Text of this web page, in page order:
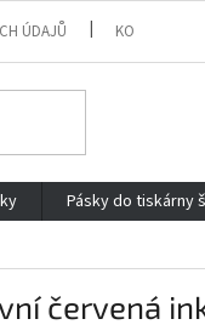
ÚDAJŮ KONTAKTY
Pásky do tiskárny
červená